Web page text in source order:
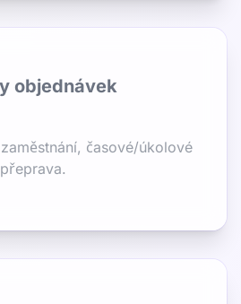
objednávek
časové/úkolové